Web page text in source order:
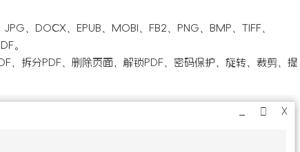
、DOCX、EPUB、MOBI、FB2、PNG、BMP、TIFF、
。
、拆分PDF、删除页面、解锁PDF、密码保护、旋转、裁剪、提